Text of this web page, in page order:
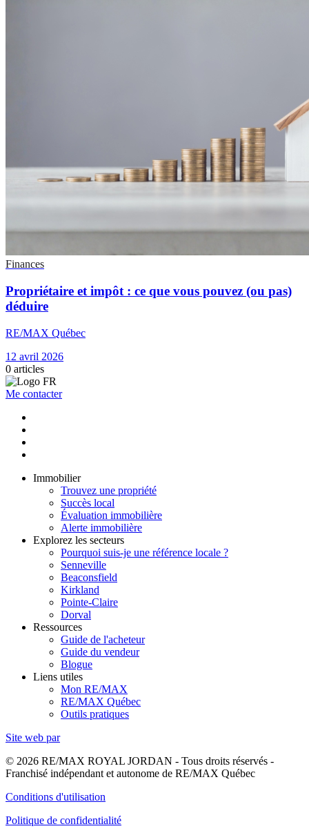
Finances
Propriétaire et impôt : ce que vous pouvez (ou pas)
déduire
RE/MAX Québec
12 avril 2026
0 articles
Me contacter
Immobilier
Trouvez une propriété
Succès local
Évaluation immobilière
Alerte immobilière
Explorez les secteurs
Pourquoi suis-je une référence locale ?
Senneville
Beaconsfield
Kirkland
Pointe-Claire
Dorval
Ressources
Guide de l'acheteur
Guide du vendeur
Blogue
Liens utiles
Mon RE/MAX
RE/MAX Québec
Outils pratiques
Site web par
© 2026 RE/MAX ROYAL JORDAN - Tous droits réservés -
Franchisé indépendant et autonome de RE/MAX Québec
Conditions d'utilisation
Politique de confidentialité